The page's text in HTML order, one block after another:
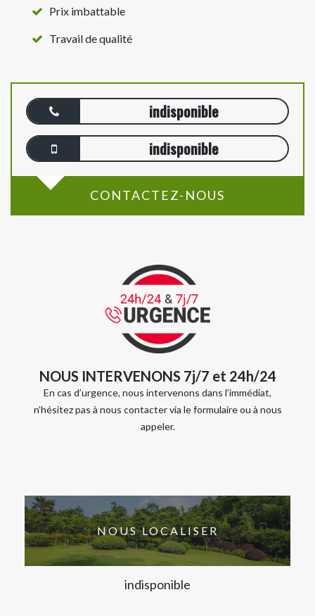
Prix imbattable
Travail de qualité
indisponible
indisponible
CONTACTEZ-NOUS
NOUS INTERVENONS 7j/7 et 24h/24
En cas d’urgence, nous intervenons dans l’immédiat,
n’hésitez pas à nous contacter via le formulaire ou à nous
appeler.
NOUS LOCALISER
indisponible